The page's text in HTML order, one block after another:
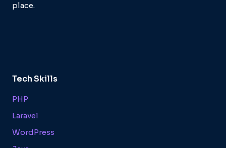
place.
Tech Skills
PHP
Laravel
WordPress